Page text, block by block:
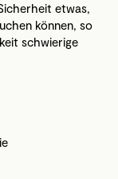
etwas,
können, so
schwierige